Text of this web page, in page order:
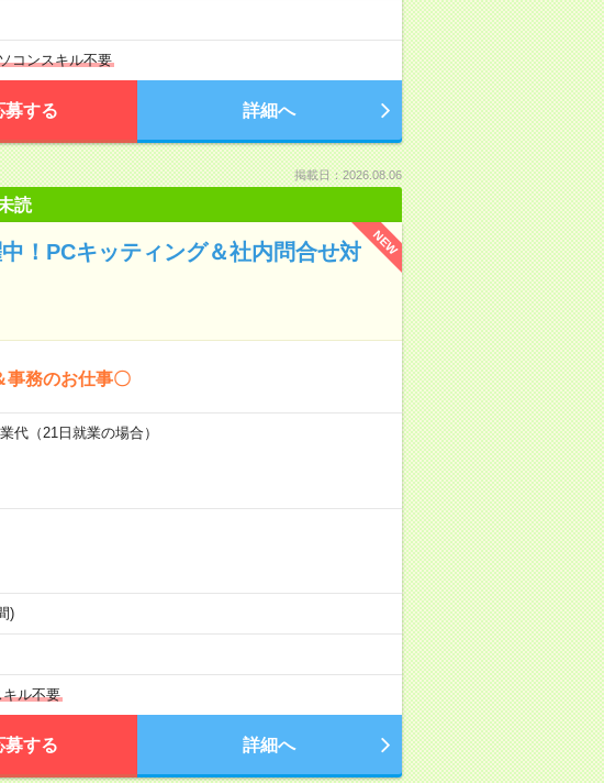
コンスキル不要
募する 詳細へ
掲載日：2026.08.06
読
NEW
！PCキッティング＆社内問合せ対
事務のお仕事〇
（21日就業の場合）
)
ル不要
募する 詳細へ